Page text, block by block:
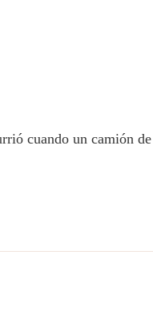
cuando un camión